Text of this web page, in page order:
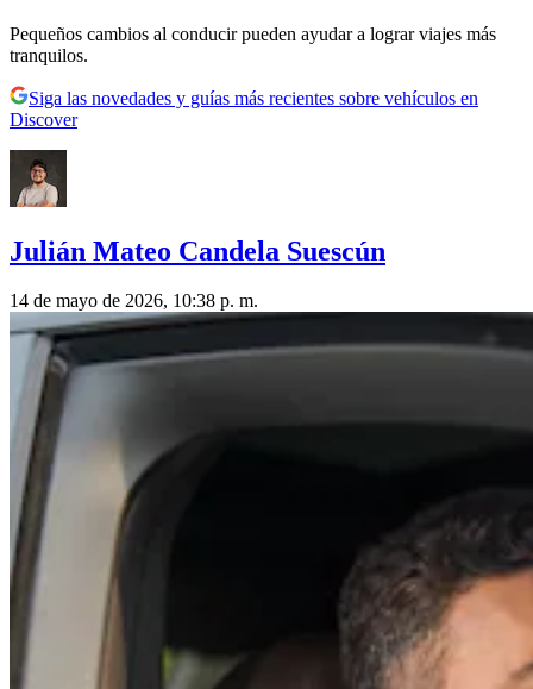
Pequeños cambios al conducir pueden ayudar a lograr viajes más
tranquilos.
Siga las novedades y guías más recientes sobre vehículos en
Discover
Julián Mateo Candela Suescún
14 de mayo de 2026, 10:38 p. m.